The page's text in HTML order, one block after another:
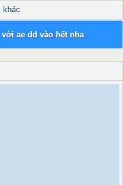
khác
ae dd vào hết nha